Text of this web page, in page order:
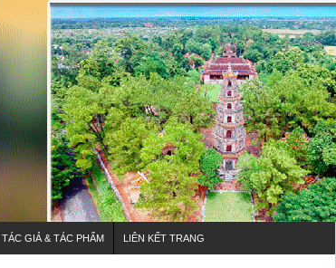
TÁC GIẢ & TÁC PHẨM LIÊN KẾT TRANG